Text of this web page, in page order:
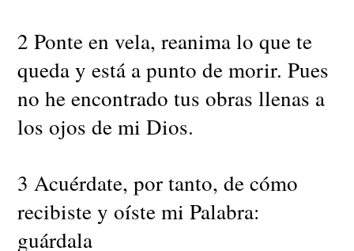
2 Ponte en vela, reanima lo que te
queda y está a punto de morir. Pues
no he encontrado tus obras llenas a
los ojos de mi Dios.
3 Acuérdate, por tanto, de cómo
recibiste y oíste mi Palabra:
guárdala